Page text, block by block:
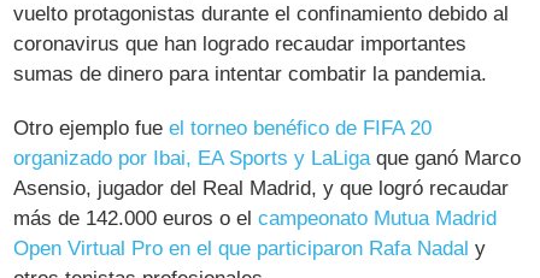
vuelto protagonistas durante el confinamiento debido al
coronavirus que han logrado recaudar importantes
sumas de dinero para intentar combatir la pandemia.
Otro ejemplo fueel torneo benéfico de FIFA 20
organizado por Ibai, EA Sports y LaLigaque ganó Marco
Asensio, jugador del Real Madrid, y que logró recaudar
más de 142.000 euros o elcampeonato Mutua Madrid
Open Virtual Pro en el que participaron Rafa Nadal y